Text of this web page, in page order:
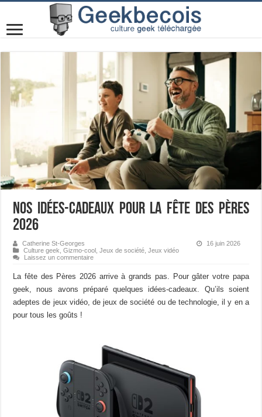
Nos idées-cadeaux pour la fête des Pères
2026
Catherine St-Georges
16 juin 2026
Culture geek ,Gizmo-cool ,Jeux de société ,Jeux vidéo
Laissez un commentaire
La fête des Pères 2026 arrive à grands pas. Pour gâter votre papa
geek, nous avons préparé quelques idées-cadeaux. Qu’ils soient
adeptes de jeux vidéo, de jeux de société ou de technologie, il y en a
pour tous les goûts !